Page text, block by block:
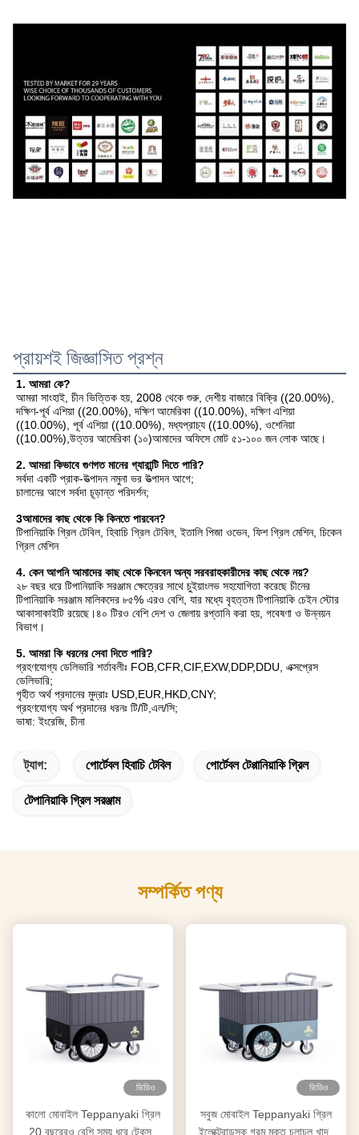
প্রায়শই জিজ্ঞাসিত প্রশ্ন
1. আমরা কে?
আমরা সাংহাই, চীন ভিত্তিক হয়, 2008 থেকে শুরু, দেশীয় বাজারে বিক্রি ((20.00%),
দক্ষিণ-পূর্ব এশিয়া ((20.00%), দক্ষিণ আমেরিকা ((10.00%), দক্ষিণ এশিয়া
((10.00%), পূর্ব এশিয়া ((10.00%), মধ্যপ্রাচ্য ((10.00%), ওশেনিয়া
((10.00%),উত্তর আমেরিকা (১০)আমাদের অফিসে মোট ৫১-১০০ জন লোক আছে।
2. আমরা কিভাবে গুণগত মানের গ্যারান্টি দিতে পারি?
সর্বদা একটি প্রাক-উত্পাদন নমুনা ভর উত্পাদন আগে;
চালানের আগে সর্বদা চূড়ান্ত পরিদর্শন;
3আমাদের কাছ থেকে কি কিনতে পারবেন?
টিপানিয়াকি গ্রিল টেবিল, হিবাচি গ্রিল টেবিল, ইতালি পিজা ওভেন, ফিশ গ্রিল মেশিন, চিকেন
গ্রিল মেশিন
4. কেন আপনি আমাদের কাছ থেকে কিনবেন অন্য সরবরাহকারীদের কাছ থেকে নয়?
২৮ বছর ধরে টিপানিয়াকি সরঞ্জাম ক্ষেত্রের সাথে চুইয়াংলভ সহযোগিতা করেছে চীনের
টিপানিয়াকি সরঞ্জাম মালিকদের ৮৫% এরও বেশি, যার মধ্যে বৃহত্তম টিপানিয়াকি চেইন স্টোর
আকাসাকাইটি রয়েছে।৪০ টিরও বেশি দেশ ও জেলায় রপ্তানি করা হয়, গবেষণা ও উন্নয়ন
বিভাগ।
5. আমরা কি ধরনের সেবা দিতে পারি?
গ্রহণযোগ্য ডেলিভারি শর্তাবলীঃ FOB,CFR,CIF,EXW,DDP,DDU, এক্সপ্রেস
ডেলিভারি;
গৃহীত অর্থ প্রদানের মুদ্রাঃ USD,EUR,HKD,CNY;
গ্রহণযোগ্য অর্থ প্রদানের ধরনঃ টি/টি,এল/সি;
ভাষা: ইংরেজি, চীনা
ট্যাগ: পোর্টেবল হিবাচি টেবিল পোর্টেবল টেপ্পানিয়াকি গ্রিল
টেপানিয়াকি গ্রিল সরঞ্জাম
সম্পর্কিত পণ্য
ভিডিও
কালো মোবাইল Teppanyaki গ্রিল
20 বছরেরও বেশি সময় ধরে টেকসই
ভিডিও
সবুজ মোবাইল Teppanyaki গ্রিল
ইলেক্ট্রোডস্ক গরম মুক্ত চলাচল খাদ্য